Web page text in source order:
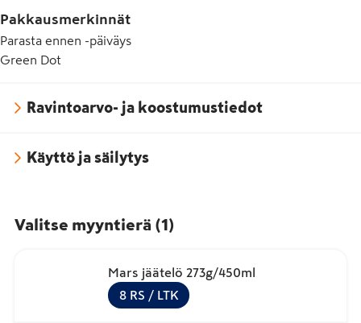
Pakkausmerkinnät
Parasta ennen -päiväys
Green Dot
Ravintoarvo- ja koostumustiedot
Käyttö ja säilytys
Valitse myyntierä (1)
Mars jäätelö 273g/450ml
8 RS / LTK